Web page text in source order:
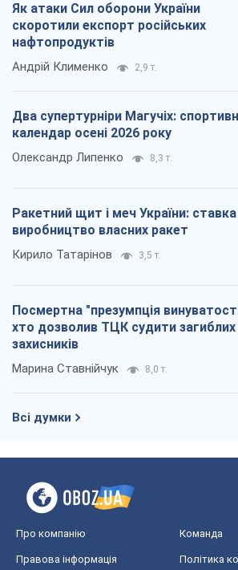
Як атаки Сил оборони України
скоротили експорт російських
нафтопродуктів
Андрій Клименко 2,9 т.
Два супертурніри Магучіх:
календар осені 2026 року
Олександр Липенко 8,3 т.
Ракетний щит і меч України:
виробництво власних ракет
Кирило Татарінов 3,5 т.
Посмертна "презумпція
хто дозволив ТЦК судити загиблих
захисників
Марина Ставнійчук 8,0 т.
Всі думки
Про компанію Команда
Правова інформація Політика